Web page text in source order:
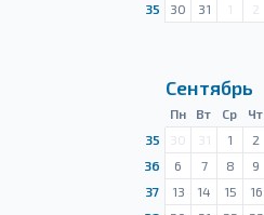
35
30 31 1 2
Сентябрь
Пн Вт Ср Чт
35
30 31 1 2
36
6 7 8 9
37
13 14 15 16